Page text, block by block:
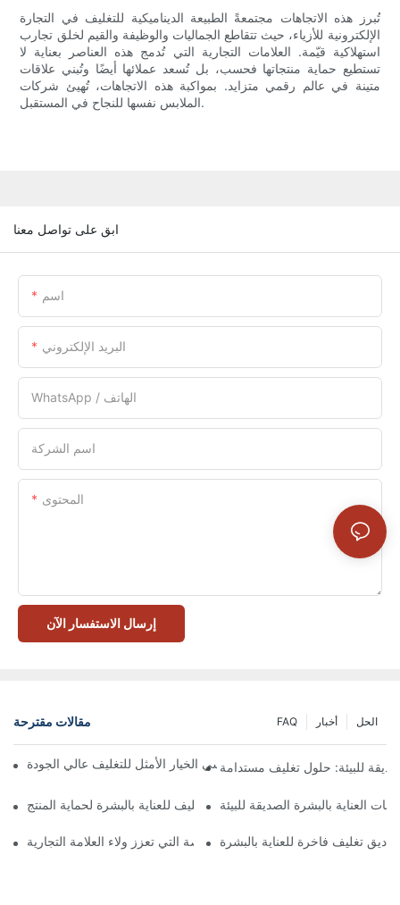
تُبرز هذه الاتجاهات مجتمعةً الطبيعة الديناميكية للتغليف في التجارة
الإلكترونية للأزياء، حيث تتقاطع الجماليات والوظيفة والقيم لخلق تجارب
استهلاكية قيّمة. العلامات التجارية التي تُدمج هذه العناصر بعناية لا
تستطيع حماية منتجاتها فحسب، بل تُسعد عملائها أيضًا وتُبني علاقات
متينة في عالم رقمي متزايد. بمواكبة هذه الاتجاهات، تُهيئ شركات
الملابس نفسها للنجاح في المستقبل.
ابق على تواصل معنا
اسم
البريد الإلكتروني
WhatsApp / الهاتف
اسم الشركة
المحتوى
إرسال الاستفسار الآن
مقالات مقترحة الحل أخبار FAQ
تُعدّ الصناديق ذات الإغلاق المغناطيسي الخيار الأمثل للتغليف عالي الجودة
للبيئة: حلول تغليف مستدامة
كيفية اختيار أفضل صندوق تغليف للعناية بالبشرة لحماية المنتج
العناية بالبشرة الصديقة للبيئة
صناديق تغليف العناية بالبشرة المخصصة التي تعزز ولاء العلامة التجارية
تغليف فاخرة للعناية بالبشرة